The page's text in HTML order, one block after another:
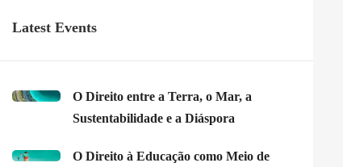
Latest Events
O Direito entre a Terra, o Mar, a
Sustentabilidade e a Diáspora
O Direito à Educação como Meio de